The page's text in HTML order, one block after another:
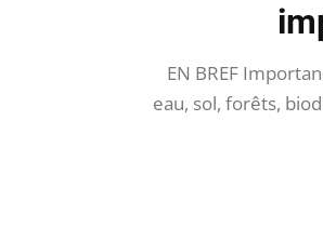
EN BREF
eau, sol, forêts,